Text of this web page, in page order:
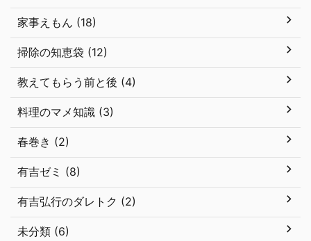
家事えもん (18)
掃除の知恵袋 (12)
教えてもらう前と後 (4)
料理のマメ知識 (3)
春巻き (2)
有吉ゼミ (8)
有吉弘行のダレトク (2)
未分類 (6)